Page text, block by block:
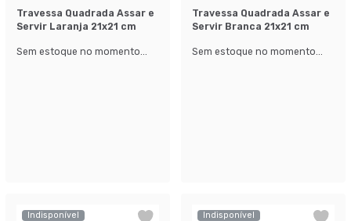
Travessa Quadrada Assar e
Servir Laranja 21x21 cm
Sem estoque no momento...
Travessa Quadrada Assar e
Servir Branca 21x21 cm
Sem estoque no momento...
Indisponível Indisponível